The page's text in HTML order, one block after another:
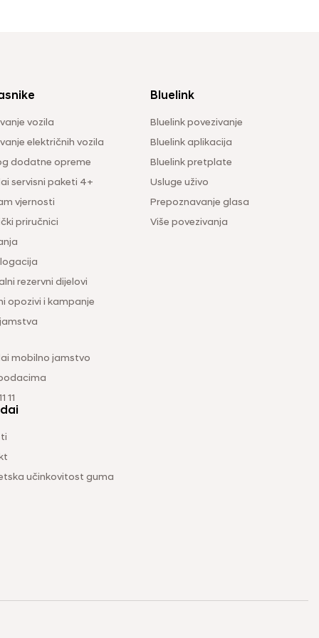
vozila
električnih vozila
dodatne opreme
servisni paketi 4+
vjernosti
priručnici
rezervni dijelovi
opozivi i kampanje
mobilno jamstvo
11
Bluelink
Bluelink povezivanje
Bluelink aplikacija
Bluelink pretplate
Usluge uživo
Prepoznavanje glasa
Više povezivanja
učinkovitost guma